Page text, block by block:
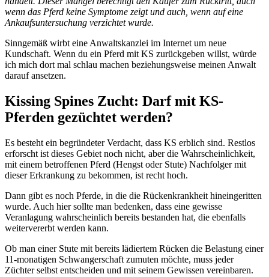
wenn das Pferd keine Symptome zeigt und auch, wenn auf eine
Ankaufsuntersuchung verzichtet wurde.
Sinngemäß wirbt eine Anwaltskanzlei im Internet um neue
Kundschaft. Wenn du ein Pferd mit KS zurückgeben willst, würde
ich mich dort mal schlau machen beziehungsweise meinen Anwalt
darauf ansetzen.
Kissing Spines Zucht: Darf mit KS-
Pferden gezüchtet werden?
Es besteht ein begründeter Verdacht, dass KS erblich sind. Restlos
erforscht ist dieses Gebiet noch nicht, aber die Wahrscheinlichkeit,
mit einem betroffenen Pferd (Hengst oder Stute) Nachfolger mit
dieser Erkrankung zu bekommen, ist recht hoch.
Dann gibt es noch Pferde, in die die Rückenkrankheit hineingeritten
wurde. Auch hier sollte man bedenken, dass eine gewisse
Veranlagung wahrscheinlich bereits bestanden hat, die ebenfalls
weitervererbt werden kann.
Ob man einer Stute mit bereits lädiertem Rücken die Belastung einer
11-monatigen Schwangerschaft zumuten möchte, muss jeder
Züchter selbst entscheiden und mit seinem Gewissen vereinbaren.